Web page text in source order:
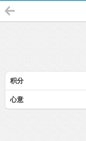
积分
心意